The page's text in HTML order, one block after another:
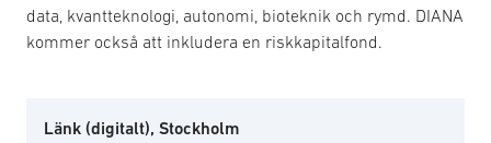
data, kvantteknologi, autonomi, bioteknik och rymd. DIANA
kommer också att inkludera en riskkapitalfond.
Länk (digitalt), Stockholm